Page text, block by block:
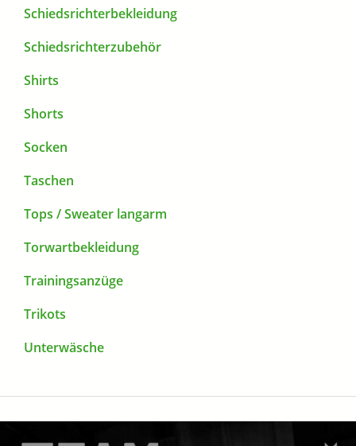
Schiedsrichterbekleidung
Schiedsrichterzubehör
Shirts
Shorts
Socken
Taschen
Tops / Sweater langarm
Torwartbekleidung
Trainingsanzüge
Trikots
Unterwäsche